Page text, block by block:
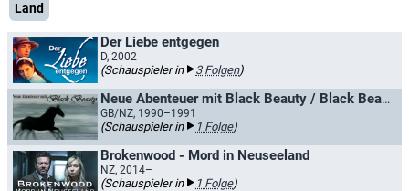
Land
Der Liebe entgegen
D, 2002
(Schauspieler in 3 Folgen)
Neue Abenteuer mit Black Beauty / Black Beauty in Australien
GB/NZ, 1990–1991
(Schauspieler in 1 Folge)
Brokenwood - Mord in Neuseeland
NZ, 2014–
(Schauspieler in 1 Folge)